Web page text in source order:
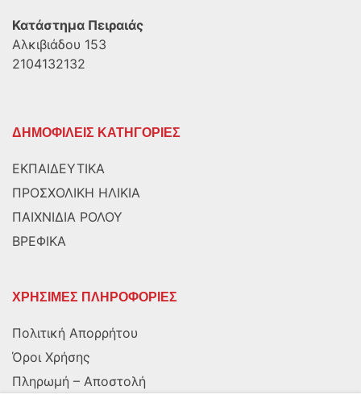
Κατάστημα Πειραιάς
Αλκιβιάδου 153
2104132132
ΔΗΜΟΦΙΛΕΙΣ ΚΑΤΗΓΟΡΙΕΣ
ΕΚΠΑΙΔΕΥΤΙΚΑ
ΠΡΟΣΧΟΛΙΚΗ ΗΛΙΚΙΑ
ΠΑΙΧΝΙΔΙΑ ΡΟΛΟΥ
ΒΡΕΦΙΚΑ
ΧΡΗΣΙΜΕΣ ΠΛΗΡΟΦΟΡΙΕΣ
Πολιτική Απορρήτου
Όροι Χρήσης
Πληρωμή – Αποστολή